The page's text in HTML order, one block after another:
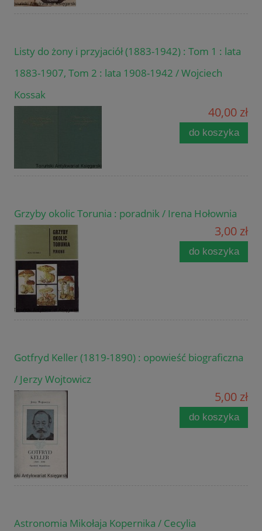
Listy do żony i przyjaciół (1883-1942) : Tom 1 : lata
1883-1907, Tom 2 : lata 1908-1942 / Wojciech
Kossak
40,00 zł
do koszyka
Grzyby okolic Torunia : poradnik / Irena Hołownia
3,00 zł
do koszyka
Gotfryd Keller (1819-1890) : opowieść biograficzna
/ Jerzy Wojtowicz
5,00 zł
do koszyka
Astronomia Mikołaja Kopernika / Cecylia